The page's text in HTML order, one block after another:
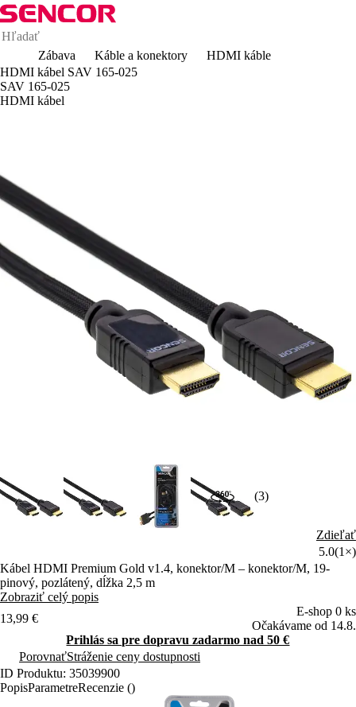
Zábava Káble a konektory
HDMI káble
HDMI kábel SAV 165-025
SAV 165-025
HDMI kábel
(3)
Zdieľať
5.0(1×)
Kábel HDMI Premium Gold v1.4, konektor/M – konektor/M, 19-
pinový, pozlátený, dĺžka 2,5 m
Zobraziť celý popis
13,99 €
E-shop 0 ks
Očakávame od 14.8.
Prihlás sa pre dopravu zadarmo nad 50 €
PorovnaťStráženie ceny dostupnosti
ID Produktu: 35039900
PopisParametreRecenzie ()